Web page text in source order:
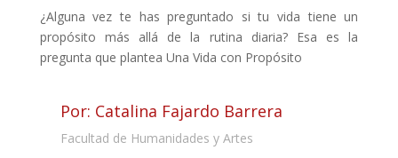
¿Alguna vez te has preguntado si tu vida tiene un
propósito más allá de la rutina diaria? Esa es la
pregunta que plantea Una Vida con Propósito
Por: Catalina Fajardo Barrera
Facultad de Humanidades y Artes